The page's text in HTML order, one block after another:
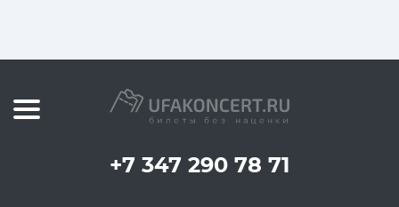
+7 347 290 78 71